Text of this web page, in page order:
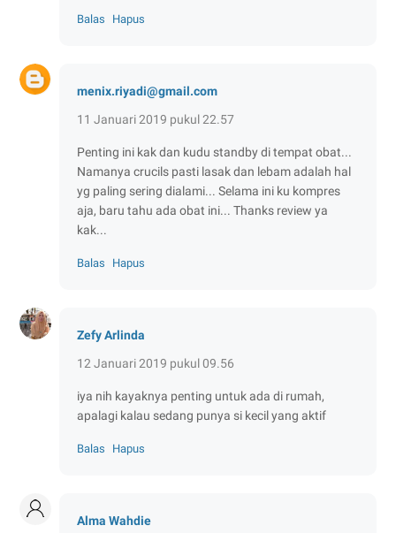
Balas Hapus
menix.riyadi@gmail.com
11 Januari 2019 pukul 22.57
Penting ini kak dan kudu standby di tempat obat...
Namanya crucils pasti lasak dan lebam adalah hal
yg paling sering dialami... Selama ini ku kompres
aja, baru tahu ada obat ini... Thanks review ya
kak...
Balas Hapus
Zefy Arlinda
12 Januari 2019 pukul 09.56
iya nih kayaknya penting untuk ada di rumah,
apalagi kalau sedang punya si kecil yang aktif
Balas Hapus
Alma Wahdie